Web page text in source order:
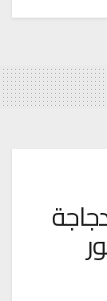
ألف دجاجة